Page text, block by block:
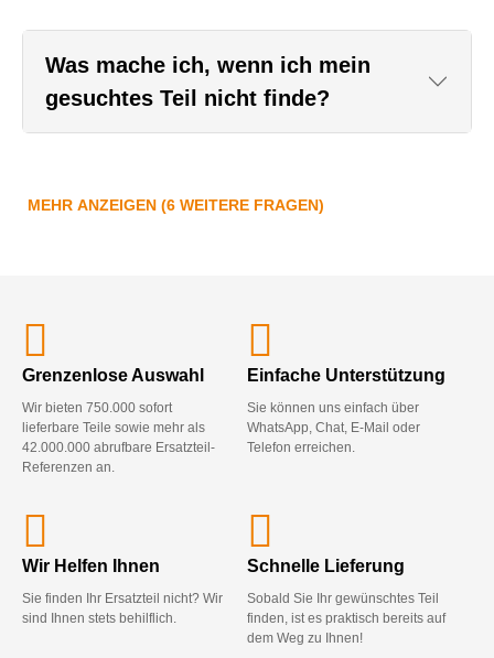
Was mache ich, wenn ich mein
gesuchtes Teil nicht finde?
MEHR ANZEIGEN (6 WEITERE FRAGEN)
Grenzenlose Auswahl
Wir bieten 750.000 sofort
lieferbare Teile sowie mehr als
42.000.000 abrufbare Ersatzteil-
Referenzen an.
Einfache Unterstützung
Sie können uns einfach über
WhatsApp, Chat, E-Mail oder
Telefon erreichen.
Wir Helfen Ihnen
Sie finden Ihr Ersatzteil nicht? Wir
sind Ihnen stets behilflich.
Schnelle Lieferung
Sobald Sie Ihr gewünschtes Teil
finden, ist es praktisch bereits auf
dem Weg zu Ihnen!